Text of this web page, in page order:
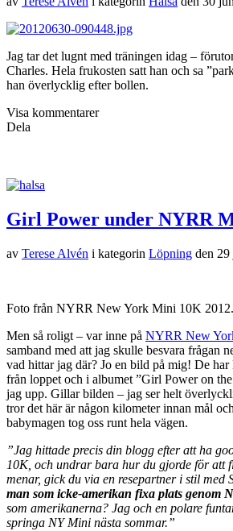
Jag tar det lugnt med träningen idag –
Charles. Hela frukosten satt han och sa
han överlycklig efter bollen.
Visa kommentarer
Dela
Girl Power under NYRR
av Terese Alvén i kategorin Löpning den 29
Foto från NYRR New York Mini 10K 2012.
Men så roligt – var inne på NYRR New
samband med att jag skulle besvara frågan
vad hittar jag där? Jo en bild på mig! De
från loppet och i albumet ”Girl Power on
jag upp. Gillar bilden – jag ser helt
tror det här är någon kilometer innan mål
babymagen tog oss runt hela vägen.
”Jag hittade precis din blogg efter att ha
10K, och undrar bara hur du gjorde för att
menar, gick du via en resepartner i stil med
man som icke-amerikan fixa plats genom
som amerikanerna? Jag och en polare
springa NY Mini nästa sommar.”